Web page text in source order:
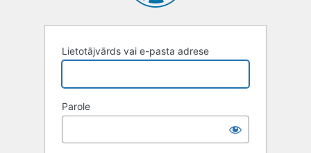
Lietotājvārds vai e-pasta adrese
Parole